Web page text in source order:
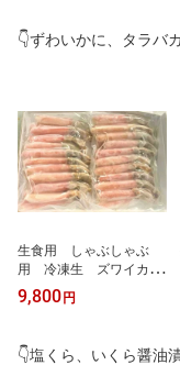
👇ずわいかに、タラバ
生食用 しゃぶしゃぶ
用 冷凍生 ズワイカニ
ポーション むき身1kg
（25本入り×2）訳あり
9,800 円
👇塩くら、いくら醤油